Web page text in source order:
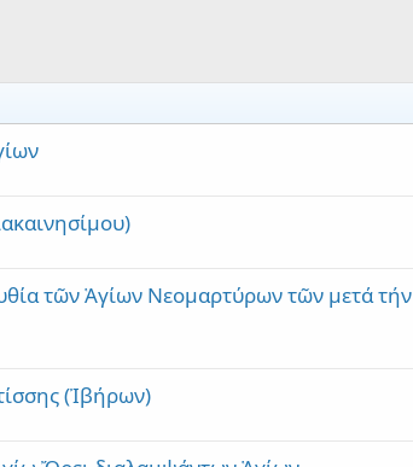
τῶν Ἁγίων Νεομαρτύρων τῶν μετά τήν
(Ἰβήρων)